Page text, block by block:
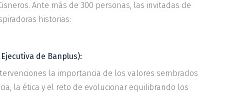
Ante más de 300 personas, las invitadas de
historias:
de Banplus):
la importancia de los valores sembrados
la ética y el reto de evolucionar equilibrando los